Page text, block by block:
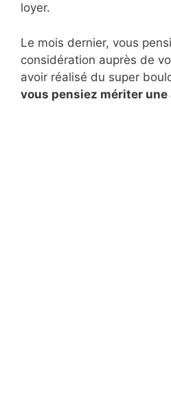
loyer.
Le mois dernier, vous
considération auprès de
avoir réalisé du super
vous pensiez mériter